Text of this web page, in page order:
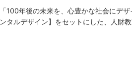
100年後の未来を、心豊かな社会にデ
タルデザイン】をセットにした、人財